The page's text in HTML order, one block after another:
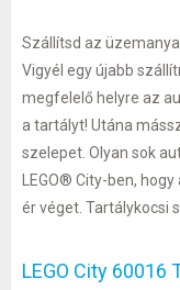
Szállítsd az
Vigyél egy újabb
megfelelő helyre az
a tartályt! Utána
szelepet. Olyan sok
LEGO® City-ben,
ér véget. Tartálykocsi
LEGO City 60016